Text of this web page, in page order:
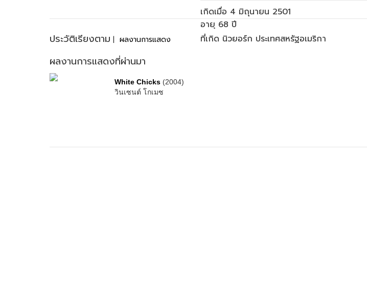
เกิดเมื่อ 4 มิถุนายน 2501
ที่เกิด นิวยอร์ก ประเทศสหรัฐอเมริกา
ประวัติเรียงตาม | ผลงานการแสดง
ผลงานการแสดงที่ผ่านมา
White Chicks (2004)
วินเซนต์ โกเมซ